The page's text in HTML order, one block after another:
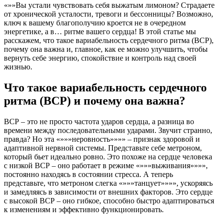
«»»Вы устали чувствовать себя выжатым лимоном? Страдаете
от хронической усталости, тревоги и бессонницы? Возможно,
ключ к вашему благополучию кроется не в очередном
энергетике, а в… ритме вашего сердца! В этой статье мы
расскажем, что такое вариабельность сердечного ритма (ВСР),
почему она важна и, главное, как ее можно улучшить, чтобы
вернуть себе энергию, спокойствие и контроль над своей
жизнью.
Что такое вариабельность сердечного
ритма (ВСР) и почему она важна?
ВСР – это не просто частота ударов сердца, а разница во
времени между последовательными ударами. Звучит странно,
правда? Но эта «»»»неровность»»»» – признак здоровой и
адаптивной нервной системы. Представьте себе метроном,
который бьет идеально ровно. Это похоже на сердце человека
с низкой ВСР – оно работает в режиме «»»»выживания»»»»,
постоянно находясь в состоянии стресса. А теперь
представьте, что метроном слегка «»»»танцует»»»», ускоряясь
и замедляясь в зависимости от внешних факторов. Это сердце
с высокой ВСР – оно гибкое, способно быстро адаптироваться
к изменениям и эффективно функционировать.